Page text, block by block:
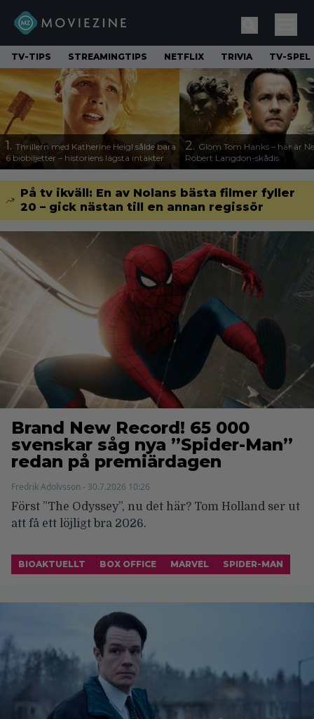
TV-TIPS STREAMINGTIPS NETFLIX TRIVIA TV-SPEL
1. Thrillern med Katherine Heigl sålde bara
6 biobiljetter – historiens lägsta intäkter
2. Glöm Tom Hanks – här är
Robert Langdon-skådis
På tv ikväll: En av Nolans bästa filmer fyller
20 – gick nästan till en annan regissör
Brand New Record! 65 000
svenskar såg nya ”Spider-Man”
redan på premiärdagen
Fredrik Adolvsson - 30.7.2026 10:26
Först ”The Odyssey”, nu det här? Tom Holland ser ut
att få ett löjligt bra 2026.
BIOAKTUELLT BOX OFFICE MARVEL SPIDER-MAN